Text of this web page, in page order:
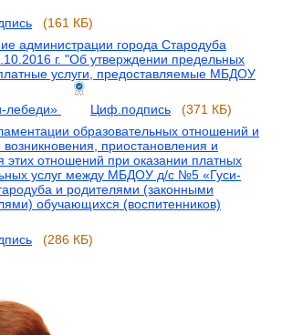
(161 КБ)
администрации города Стародуба
г. "Об утверждении предельных
услуги, предоставляемые МБДОУ
лебеди» Циф.подпись
(371 КБ)
образовательных отношений и
приостановления и
этих отношений при оказании платных
услуг между МБДОУ д/с №5 «Гуси-
и родителями (законными
обучающихся (воспитенников)
(286 КБ)